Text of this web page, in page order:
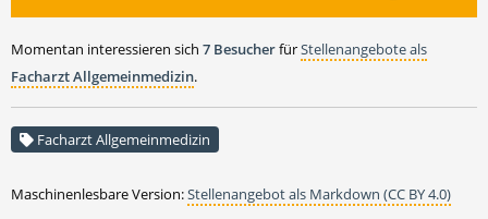
Momentan interessieren sich 7 BesucherfürStellenangebote als
Facharzt Allgemeinmedizin.
Facharzt Allgemeinmedizin
Maschinenlesbare Version:Stellenangebot als Markdown (CC BY 4.0)